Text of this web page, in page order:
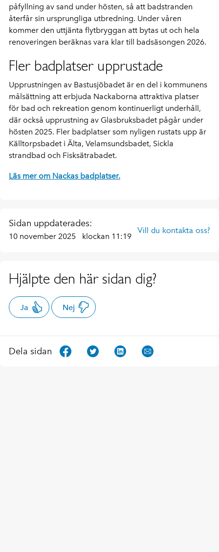
påfyllning av sand under hösten, så att badstranden
återfår sin ursprungliga utbredning. Under våren
kommer den uttjänta flytbryggan att bytas ut och hela
renoveringen beräknas vara klar till badsäsongen 2026.
Fler badplatser upprustade
Upprustningen av Bastusjöbadet är en del i kommunens
målsättning att erbjuda Nackaborna attraktiva platser
för bad och rekreation genom kontinuerligt underhåll,
där också upprustning av Glasbruksbadet pågår under
hösten 2025. Fler badplatser som nyligen rustats upp är
Källtorpsbadet i Älta, Velamsundsbadet, Sickla
strandbad och Fisksätrabadet.
Läs mer om Nackas badplatser.
Sidan uppdaterades:
10 november 2025 klockan 11:19
Vill du kontakta oss?
Hjälpte den här sidan dig?
Ja Nej
Dela sidan